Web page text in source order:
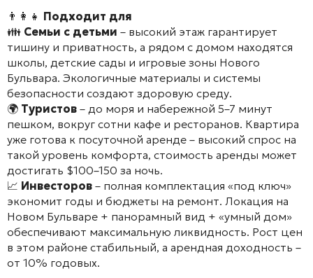
👨‍👩‍👧 Подходит для
👪 Семьи с детьми – высокий этаж гарантирует
тишину и приватность, а рядом с домом находятся
школы, детские сады и игровые зоны Нового
Бульвара. Экологичные материалы и системы
безопасности создают здоровую среду.
🌍 Туристов – до моря и набережной 5–7 минут
пешком, вокруг сотни кафе и ресторанов. Квартира
уже готова к посуточной аренде – высокий спрос на
такой уровень комфорта, стоимость аренды может
достигать $100–150 за ночь.
📈 Инвесторов – полная комплектация «под ключ»
экономит годы и бюджеты на ремонт. Локация на
Новом Бульваре + панорамный вид + «умный дом»
обеспечивают максимальную ликвидность. Рост цен
в этом районе стабильный, а арендная доходность –
от 10% годовых.